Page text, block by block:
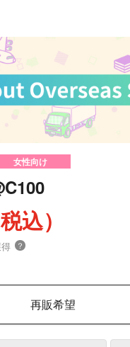
女性向け
込）
？
再販希望